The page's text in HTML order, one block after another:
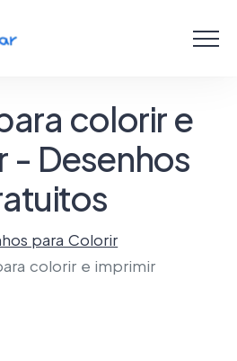
colorir e
- Desenhos
para Colorir
colorir e imprimir